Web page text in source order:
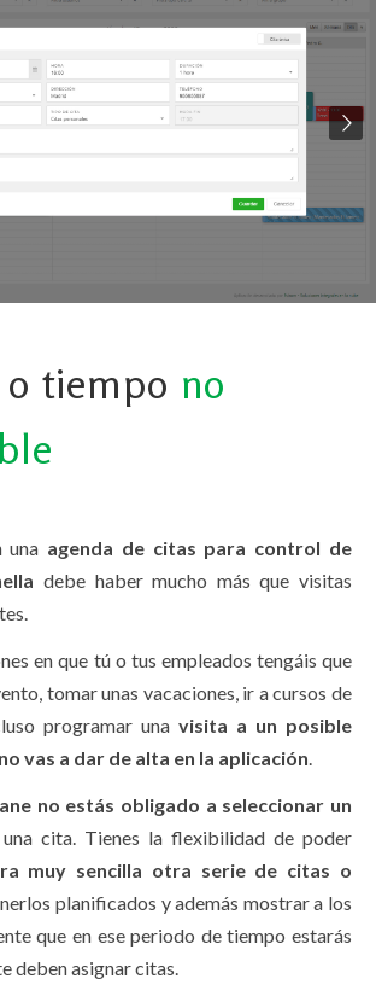
o tiempo no
una agenda de citas para control de
debe haber mucho más que visitas
en que tú o tus empleados tengáis que
tomar unas vacaciones, ir a cursos de
programar una visita a un posible
vas a dar de alta en la aplicación
no estás obligado a seleccionar un
cita. Tienes la flexibilidad de poder
muy sencilla otra serie de citas o
planificados y además mostrar a los
que en ese periodo de tiempo estarás
deben asignar citas.